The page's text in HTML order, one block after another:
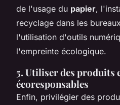
de l'usage du papier,
recyclage dans les
l'utilisation d'outils
l'empreinte écologique.
5. Utiliser des produits
écoresponsables
Enfin, privilégier des